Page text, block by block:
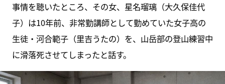
事情を聴いたところ、その女、星名瑠璃（大久保佳代
子）は10年前、非常勤講師として勤めていた女子高の
生徒・河合範子（里吉うたの）を、山岳部の登山練習中
に滑落死させてしまったと話す。